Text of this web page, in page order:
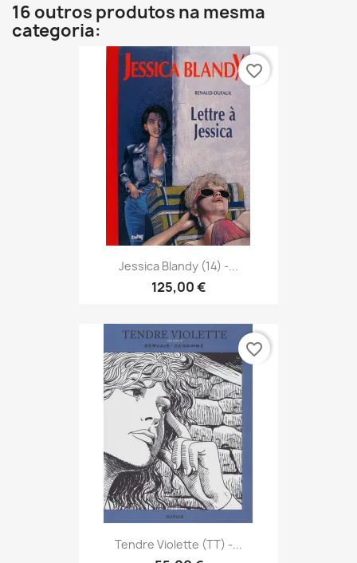
16 outros produtos na mesma
categoria:
Jessica Blandy (14) -...
125,00 €
favorite_border
Tendre Violette (TT) -...
favorite_border